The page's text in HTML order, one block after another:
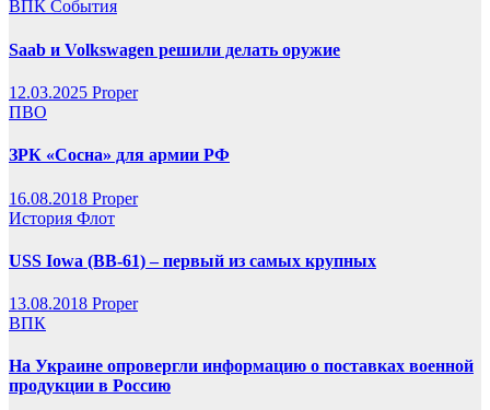
ВПК События
Saab и Volkswagen решили делать оружие
12.03.2025 Proper
ПВО
ЗРК «Сосна» для армии РФ
16.08.2018 Proper
История Флот
USS Iowa (BB-61) – первый из самых крупных
13.08.2018 Proper
ВПК
На Украине опровергли информацию о поставках военной
продукции в Россию